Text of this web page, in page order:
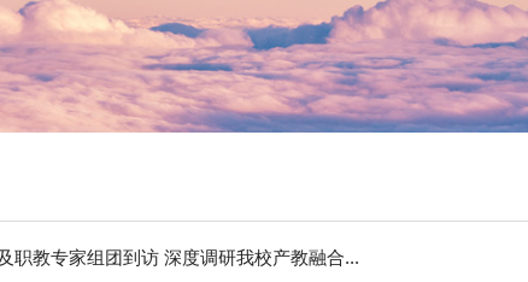
职教专家组团到访 深度调研我校产教融合...